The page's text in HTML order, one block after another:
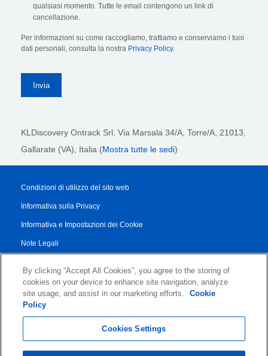
qualsiasi momento. Tutte le email contengono un link di
cancellazione.
Per informazioni su come raccogliamo, trattiamo e conserviamo i tuoi
dati personali, consulta la nostra Privacy Policy.
KLDiscovery Ontrack Srl, Via Marsala 34/A, Torre/A, 21013,
Gallarate (VA), Italia (Mostra tutte le sedi)
Condizioni di utilizzo del sito web
Informativa sulla Privacy
Informativa e Impostazioni dei Cookie
Note Legali
Termini di Servizio
Accordo di Collaborazione con i Partner
By clicking “Accept All Cookies”, you agree to the storing of
cookies on your device to enhance site navigation, analyze
site usage, and assist in our marketing efforts.
Cookie
Policy
Cookies Settings